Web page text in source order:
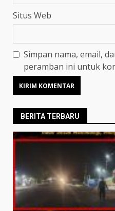
Situs Web
Simpan nama, email,
peramban ini untuk
BERITA TERBARU